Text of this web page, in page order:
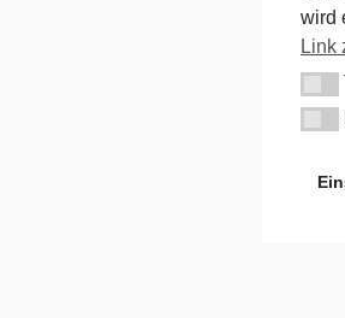
wird
Link